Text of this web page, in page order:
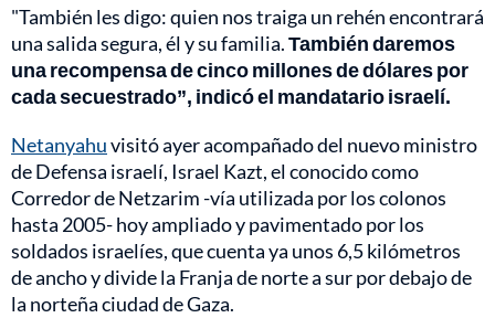
"También les digo: quien nos traiga un rehén encontrará
una salida segura, él y su familia.También daremos
una recompensa de cinco millones de dólares por
cada secuestrado”, indicó el mandatario israelí.
Netanyahuvisitó ayer acompañado del nuevo ministro
de Defensa israelí, Israel Kazt, el conocido como
Corredor de Netzarim -vía utilizada por los colonos
hasta 2005- hoy ampliado y pavimentado por los
soldados israelíes, que cuenta ya unos 6,5 kilómetros
de ancho y divide la Franja de norte a sur por debajo de
la norteña ciudad de Gaza.